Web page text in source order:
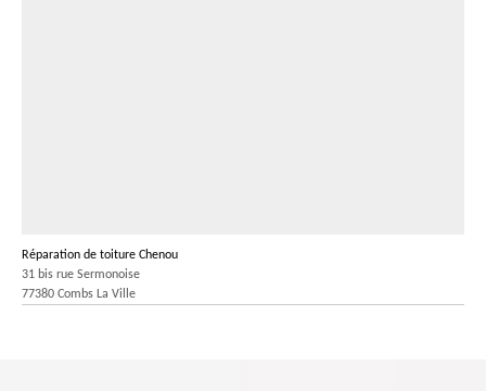
Réparation de toiture Chenou
31 bis rue Sermonoise
77380 Combs La Ville